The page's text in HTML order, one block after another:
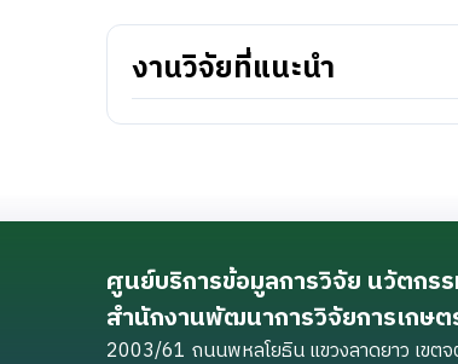
งานวิจัยที่แนะนำ
ศูนย์บริการข้อมูลการวิจัย นวัตกรร
สำนักงานพัฒนาการวิจัยการเกษ
2003/61 ถนนพหลโยธิน แขวงลาดยาว เขต